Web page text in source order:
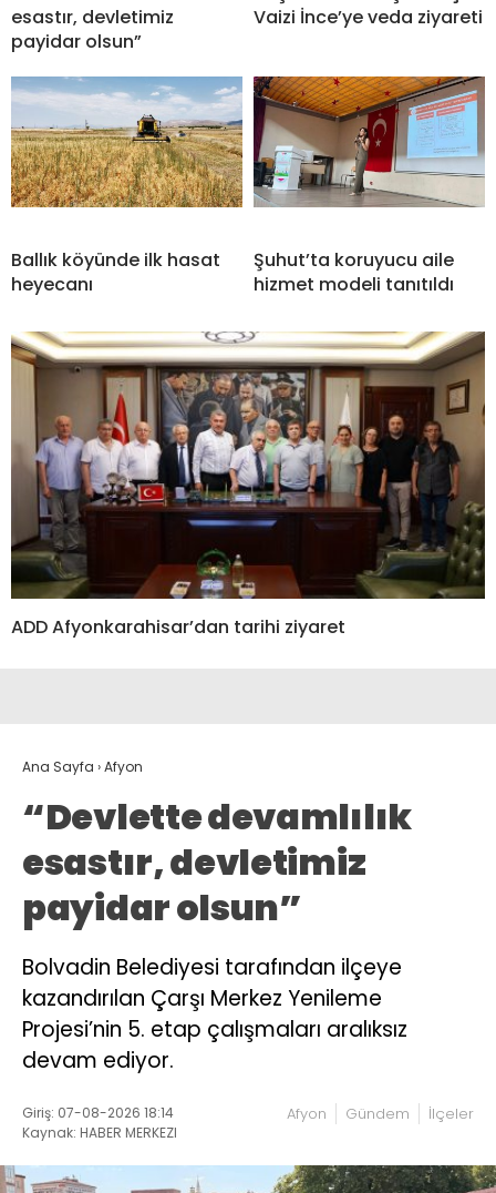
esastır, devletimiz
payidar olsun”
Vaizi İnce’ye veda ziyareti
Ballık köyünde ilk hasat
heyecanı
Şuhut’ta koruyucu aile
hizmet modeli tanıtıldı
ADD Afyonkarahisar’dan tarihi ziyaret
Ana Sayfa ›Afyon
“Devlette devamlılık
esastır, devletimiz
payidar olsun”
Bolvadin Belediyesi tarafından ilçeye
kazandırılan Çarşı Merkez Yenileme
Projesi’nin 5. etap çalışmaları aralıksız
devam ediyor.
Giriş: 07-08-2026 18:14
Kaynak: HABER MERKEZI
Afyon Gündem İlçeler